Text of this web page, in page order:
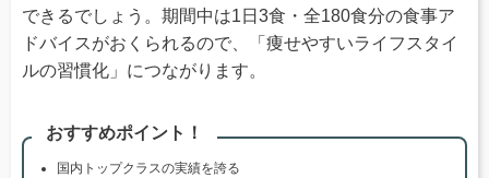
できるでしょう。期間中は1日3食・全180食分の食事ア
ドバイスがおくられるので、「痩せやすいライフスタイ
ルの習慣化」につながります。
おすすめポイント！
国内トップクラスの実績を誇る